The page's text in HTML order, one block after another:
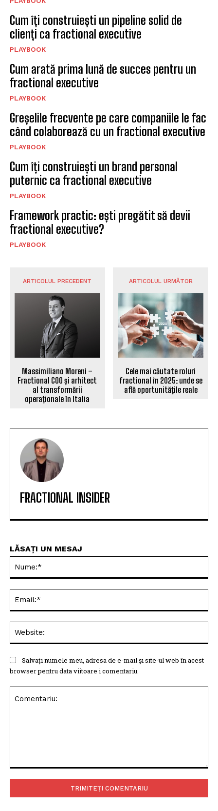
Cum îți construiești un pipeline solid de
clienți ca fractional executive
PLAYBOOK
Cum arată prima lună de succes pentru un
fractional executive
PLAYBOOK
Greșelile frecvente pe care companiile le fac
când colaborează cu un fractional executive
PLAYBOOK
Cum îți construiești un brand personal
puternic ca fractional executive
PLAYBOOK
Framework practic: ești pregătit să devii
fractional executive?
PLAYBOOK
ARTICOLUL PRECEDENT
Massimiliano Moreni –
Fractional COO și arhitect
al transformării
operaționale în Italia
ARTICOLUL URMĂTOR
Cele mai căutate roluri
fractional în 2025: unde se
află oportunitățile reale
FRACTIONAL INSIDER
LĂSAȚI UN MESAJ
Salvați numele meu, adresa de e-mail și site-ul web în acest
browser pentru data viitoare i comentariu.